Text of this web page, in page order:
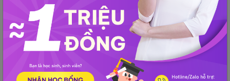
Thông tin chung
Kinh nghiệm
Tài liệu TOEIC
TOEIC
Tài liệu TOEIC
600 Essential Words For the TOEIC (Part
27: Board Meetings and committees)
VOCA đăng lúc 15:04 15/11/2018